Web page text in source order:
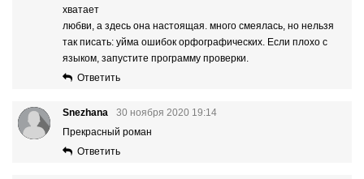
хватает
любви, а здесь она настоящая. много смеялась, но нельзя
так писать: уйма ошибок орфографических. Если плохо с
языком, запустите программу проверки.
Ответить
Snezhana
30 ноября 2020 19:14
Прекрасный роман
Ответить